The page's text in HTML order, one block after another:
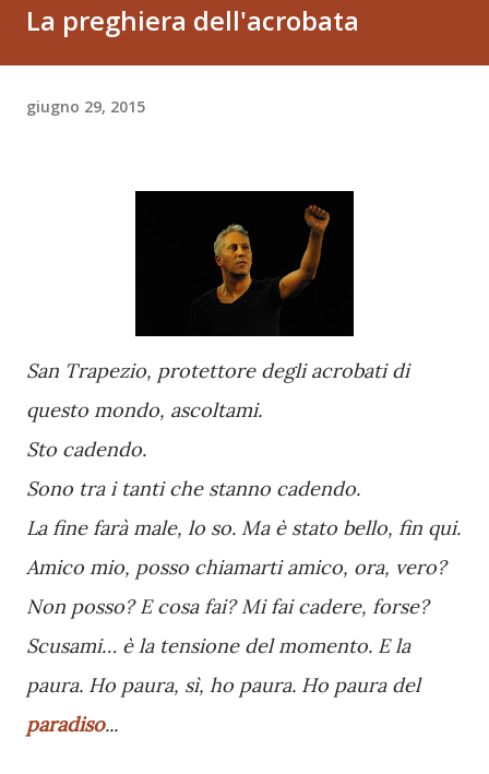
La preghiera dell'acrobata
giugno 29, 2015
San Trapezio, protettore degli acrobati di
questo mondo, ascoltami.
Sto cadendo.
Sono tra i tanti che stanno cadendo.
La fine farà male, lo so. Ma è stato bello, fin qui.
Amico mio, posso chiamarti amico, ora, vero?
Non posso? E cosa fai? Mi fai cadere, forse?
Scusami… è la tensione del momento. E la
paura. Ho paura, sì, ho paura. Ho paura del
paradiso...